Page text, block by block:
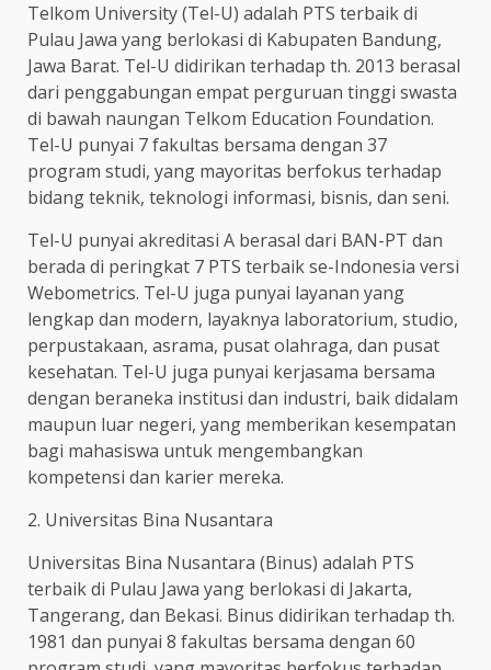
Telkom University (Tel-U) adalah PTS terbaik di
Pulau Jawa yang berlokasi di Kabupaten Bandung,
Jawa Barat. Tel-U didirikan terhadap th. 2013 berasal
dari penggabungan empat perguruan tinggi swasta
di bawah naungan Telkom Education Foundation.
Tel-U punyai 7 fakultas bersama dengan 37
program studi, yang mayoritas berfokus terhadap
bidang teknik, teknologi informasi, bisnis, dan seni.
Tel-U punyai akreditasi A berasal dari BAN-PT dan
berada di peringkat 7 PTS terbaik se-Indonesia versi
Webometrics. Tel-U juga punyai layanan yang
lengkap dan modern, layaknya laboratorium, studio,
perpustakaan, asrama, pusat olahraga, dan pusat
kesehatan. Tel-U juga punyai kerjasama bersama
dengan beraneka institusi dan industri, baik didalam
maupun luar negeri, yang memberikan kesempatan
bagi mahasiswa untuk mengembangkan
kompetensi dan karier mereka.
2. Universitas Bina Nusantara
Universitas Bina Nusantara (Binus) adalah PTS
terbaik di Pulau Jawa yang berlokasi di Jakarta,
Tangerang, dan Bekasi. Binus didirikan terhadap th.
1981 dan punyai 8 fakultas bersama dengan 60